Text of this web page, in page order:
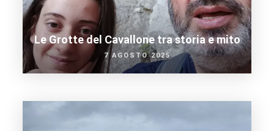
Le Grotte del Cavallone tra storia e mito
7 AGOSTO 2025